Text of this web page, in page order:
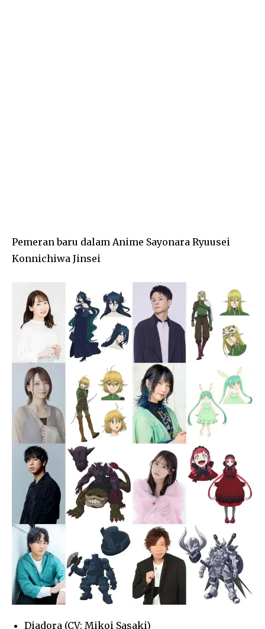
Pemeran baru dalam Anime Sayonara Ryuusei
Konnichiwa Jinsei
Diadora (CV: Mikoi Sasaki)